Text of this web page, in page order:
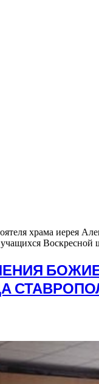
храма иерея
Воскресной